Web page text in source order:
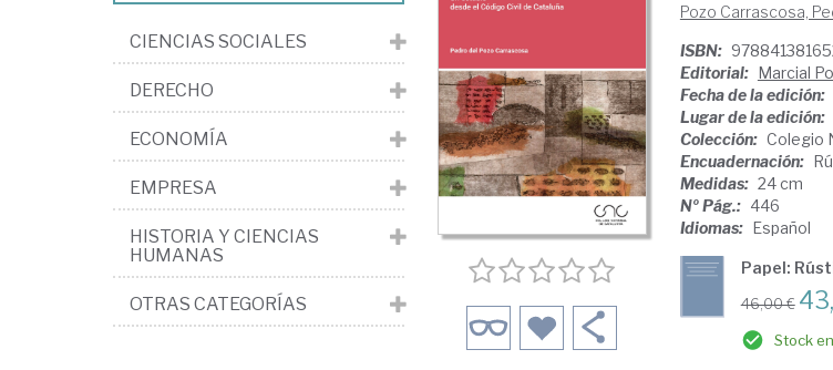
Pozo Carrascosa,
ISBN:
Editorial: Marcial
Fecha de la edición:
Lugar de la edición:
Colección: Colegio
Encuadernación:
Medidas: 24 cm
Nº Pág.: 446
Idiomas: Español
Papel:
46,00 €
Stock
CIENCIAS SOCIALES
DERECHO
ECONOMÍA
EMPRESA
HISTORIA Y CIENCIAS
HUMANAS
OTRAS CATEGORÍAS